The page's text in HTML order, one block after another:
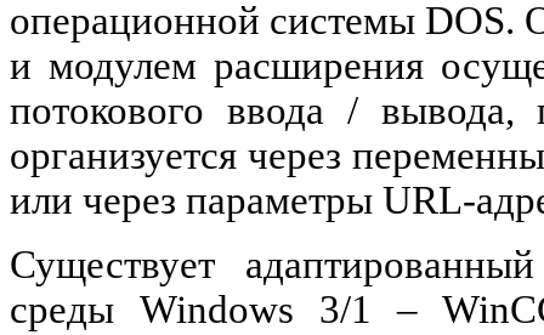
операционной системы
и модулем расширения
потокового ввода / вывода,
организуется через
или через параметры URL-
Существует
среды Windows 3/1 –